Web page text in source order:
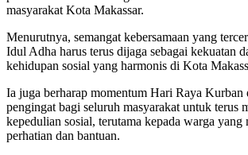
masyarakat Kota Makassar.
Menurutnya, semangat kebersamaan yang
Idul Adha harus terus dijaga sebagai kekuatan
kehidupan sosial yang harmonis di Kota
Ia juga berharap momentum Hari Raya Kurban
pengingat bagi seluruh masyarakat untuk terus
kepedulian sosial, terutama kepada warga yang
perhatian dan bantuan.